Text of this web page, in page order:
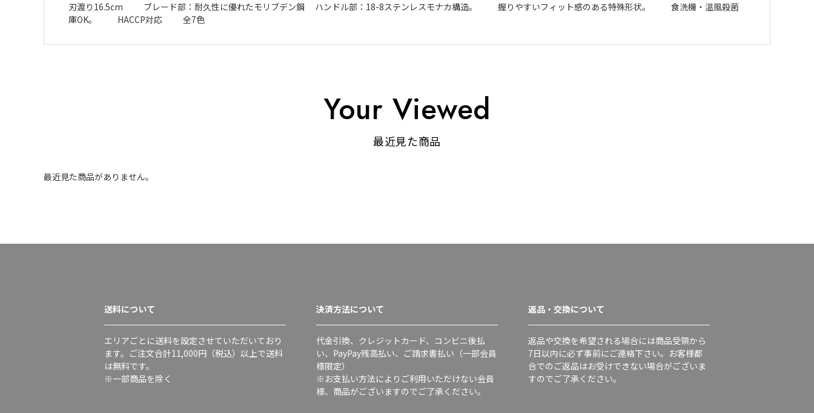
刃渡り16.5cm ブレード部：耐久性に優れたモリブデン鋼 ハンドル部：18-8ステンレスモナカ構造。 握りやすいフィット感のある特殊形状。 食洗機・温風殺菌
庫OK。 HACCP対応 全7色
Your Viewed
最近見た商品
最近見た商品がありません。
送料について
エリアごとに送料を設定させていただいており
ます。ご注文合計11,000円（税込）以上で送料
は無料です。
※一部商品を除く
決済方法について
代金引換、クレジットカード、コンビニ後払
い、PayPay残高払い、ご請求書払い（一部会員
様限定）
※お支払い方法によりご利用いただけない会員
様、商品がございますのでご了承ください。
返品・交換について
返品や交換を希望される場合には商品受領から
7日以内に必ず事前にご連絡下さい。お客様都
合でのご返品はお受けできない場合がございま
すのでご了承ください。